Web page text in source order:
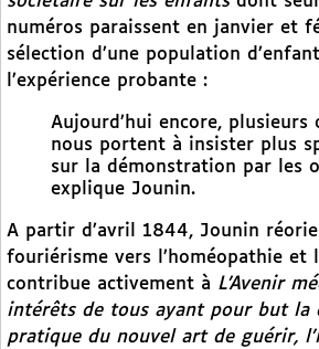
numéros paraissent en janvier et
sélection d’une population
l’expérience probante :
Aujourd’hui encore, plusieurs
nous portent à insister plus
sur la démonstration par les
explique Jounin.
A partir d’avril 1844, Jounin
fouriérisme vers l’homéopathie et
contribue activement à L’Avenir
intérêts de tous ayant pour but la
pratique du nouvel art de guérir,